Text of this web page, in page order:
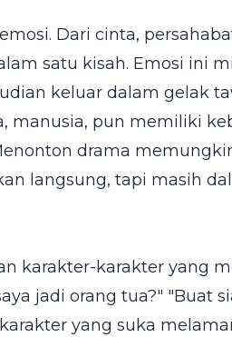
Dari cinta,
satu kisah. Emosi ini
keluar dalam gelak
manusia, pun memiliki
drama
langsung, tapi masih
karakter-karakter yang
jadi orang tua?" "Buat
yang suka